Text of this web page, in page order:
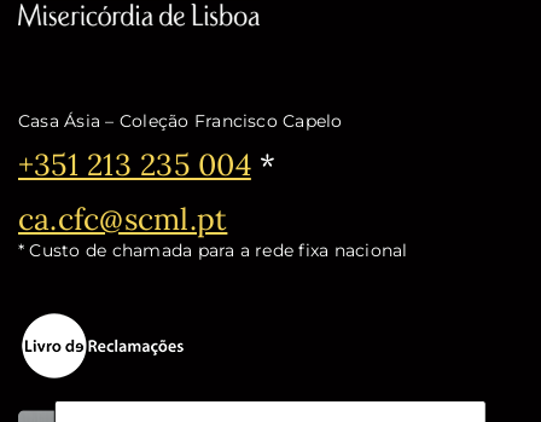
Casa Ásia – Coleção Francisco Capelo
Telefone:
+351 213 235 004*
Email:
ca.cfc@scml.pt
* Custo de chamada para a rede fixa nacional